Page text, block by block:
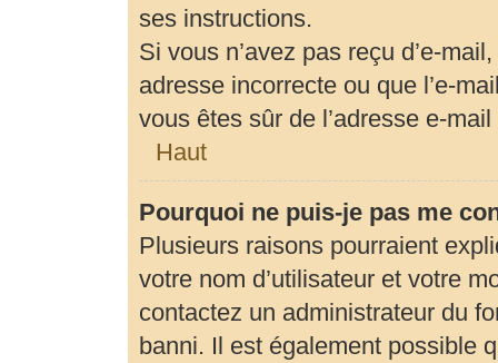
ses instructions.
Si vous n’avez pas reçu d’e-
adresse incorrecte ou que l’e-
vous êtes sûr de l’adresse e-
Haut
Pourquoi ne puis-je pas me
Plusieurs raisons pourraient
votre nom d’utilisateur et votre
contactez un administrateur du
banni. Il est également possible